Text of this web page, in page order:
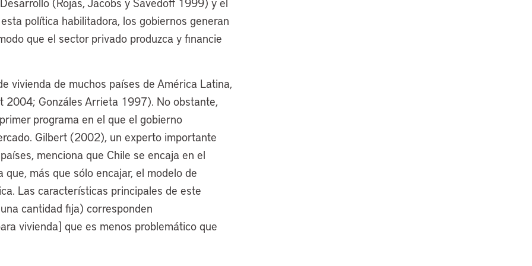
política habilitadora, los gobiernos generan
que el sector privado produzca y financie
vivienda de muchos países de América Latina,
2004; Gonzáles Arrieta 1997). No obstante,
programa en el que el gobierno
Gilbert (2002), un experto importante
menciona que Chile se encaja en el
más que sólo encajar, el modelo de
Las características principales de este
cantidad fija) corresponden
vivienda] que es menos problemático que